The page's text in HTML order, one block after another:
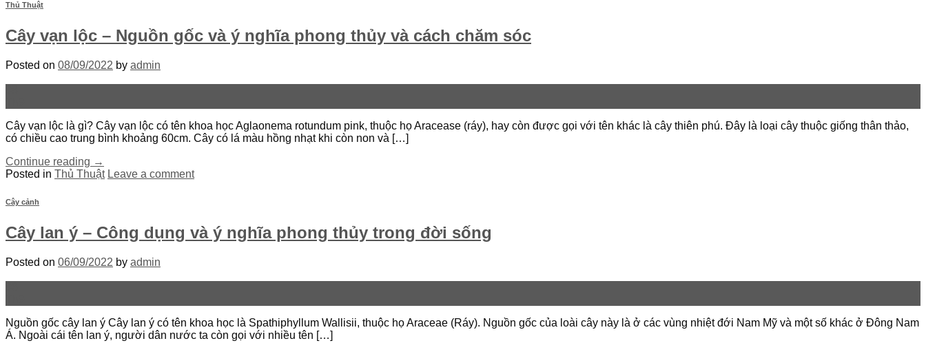
Thủ Thuật
Cây vạn lộc – Nguồn gốc và ý nghĩa phong thủy và cách chăm sóc
Posted on 08/09/2022 by admin
Cây vạn lộc là gì? Cây vạn lộc có tên khoa học Aglaonema rotundum pink, thuộc họ Aracease (ráy), hay còn được gọi với tên khác là cây thiên phú. Đây là loại cây thuộc giống thân thảo,
có chiều cao trung bình khoảng 60cm. Cây có lá màu hồng nhạt khi còn non và […]
Continue reading →
Posted in Thủ Thuật Leave a comment
Cây cảnh
Cây lan ý – Công dụng và ý nghĩa phong thủy trong đời sống
Posted on 06/09/2022 by admin
Nguồn gốc cây lan ý Cây lan ý có tên khoa học là Spathiphyllum Wallisii, thuộc họ Araceae (Ráy). Nguồn gốc của loài cây này là ở các vùng nhiệt đới Nam Mỹ và một số khác ở Đông Nam
Á. Ngoài cái tên lan ý, người dân nước ta còn gọi với nhiều tên […]